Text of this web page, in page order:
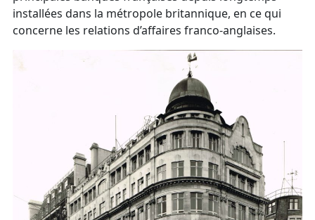
installées dans la métropole britannique, en ce qui
concerne les relations d’affaires franco-anglaises.